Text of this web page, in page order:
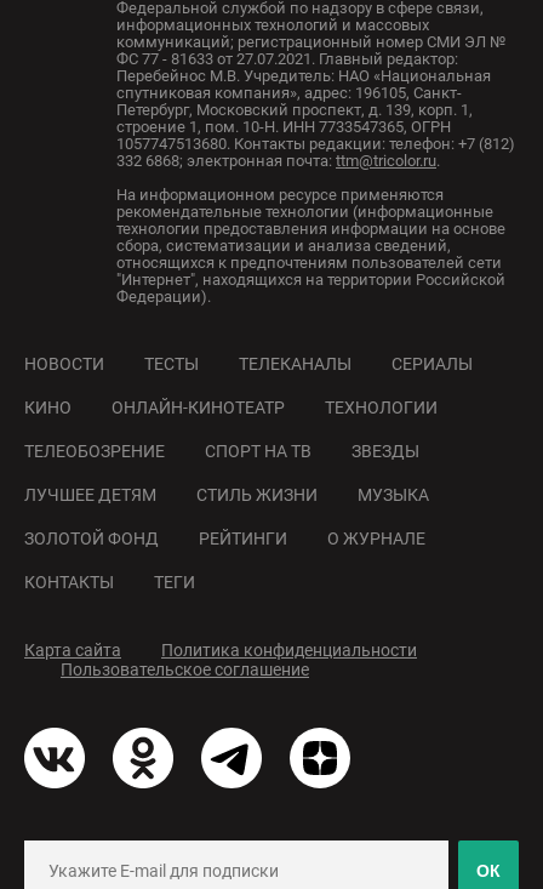
Федеральной службой по надзору в сфере связи,
информационных технологий и массовых
коммуникаций; регистрационный номер СМИ ЭЛ №
ФС 77 - 81633 от 27.07.2021. Главный редактор:
Перебейнос М.В. Учредитель: НАО «Национальная
спутниковая компания», адрес: 196105, Санкт-
Петербург, Московский проспект, д. 139, корп. 1,
строение 1, пом. 10-Н. ИНН 7733547365, ОГРН
1057747513680. Контакты редакции: телефон: +7 (812)
332 6868; электронная почта: ttm@tricolor.ru.
На информационном ресурсе применяются
рекомендательные технологии (информационные
технологии предоставления информации на основе
сбора, систематизации и анализа сведений,
относящихся к предпочтениям пользователей сети
"Интернет", находящихся на территории Российской
Федерации).
НОВОСТИ ТЕСТЫ ТЕЛЕКАНАЛЫ СЕРИАЛЫ
КИНО ОНЛАЙН-КИНОТЕАТР ТЕХНОЛОГИИ
ТЕЛЕОБОЗРЕНИЕ СПОРТ НА ТВ ЗВЕЗДЫ
ЛУЧШЕЕ ДЕТЯМ СТИЛЬ ЖИЗНИ МУЗЫКА
ЗОЛОТОЙ ФОНД РЕЙТИНГИ О ЖУРНАЛЕ
КОНТАКТЫ ТЕГИ
Карта сайта
Политика конфиденциальности
Пользовательское соглашение
ОК